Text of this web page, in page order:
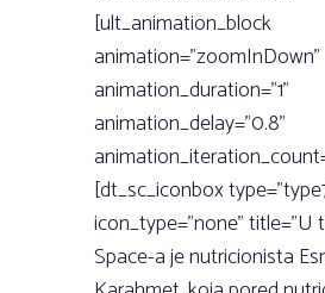
[ult_animation_block
animation=”zoomInDown”
animation_duration=”1”
animation_delay=”0.8”
[dt_sc_iconbox
icon_type=”none”
Space-a je nutricionista